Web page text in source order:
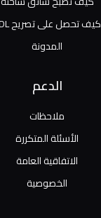
كيف تحصل على تصريح CDL
المدونة
الدعم
ملاحظات
الأسئلة المتكررة
الاتفاقية العامة
الخصوصية